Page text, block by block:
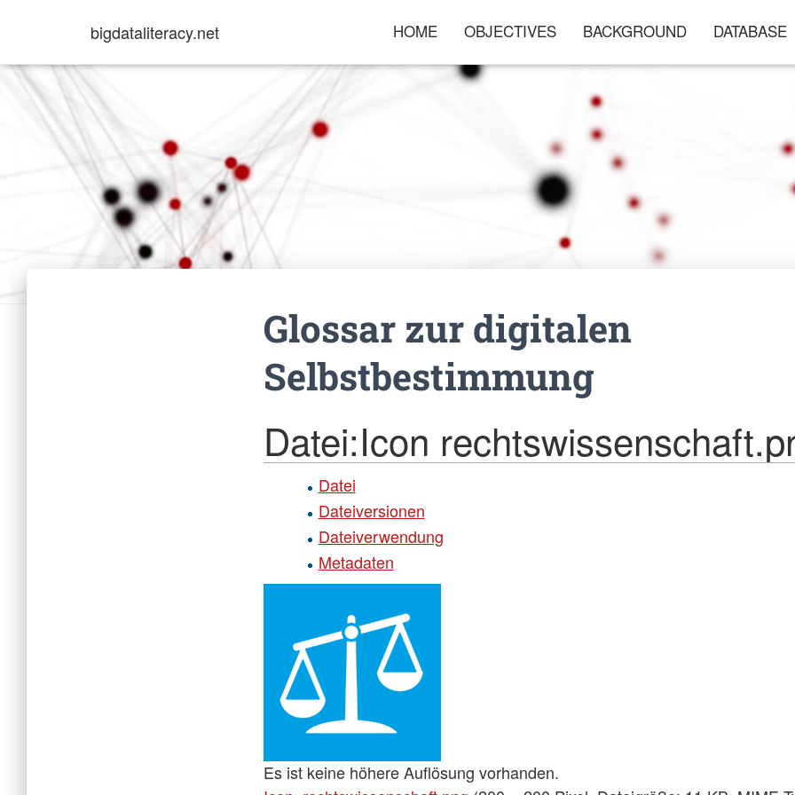
bigdataliteracy.net HOME OBJECTIVES BACKGROUND DATABASE
Glossar zur digitalen
Selbstbestimmung
Datei:Icon
Datei
Dateiversionen
Dateiverwendung
Metadaten
Es ist keine höhere Auflösung vorhanden.